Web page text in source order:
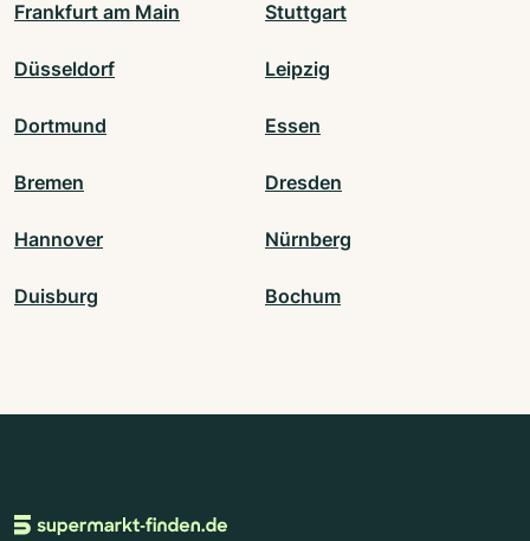
Frankfurt am Main Stuttgart
Düsseldorf Leipzig
Dortmund Essen
Bremen Dresden
Hannover Nürnberg
Duisburg Bochum